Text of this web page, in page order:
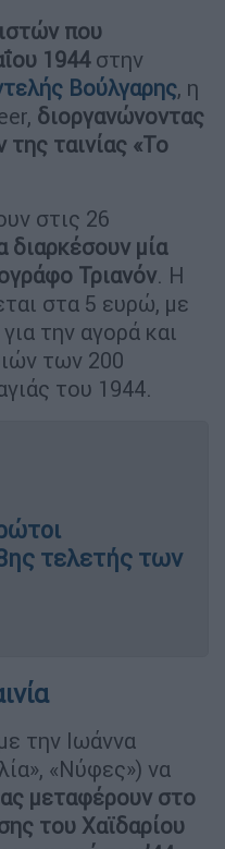
που
1944στην
Βούλγαρης, η
διοργανώνοντας
ταινίας «Το
στις 26
διαρκέσουν μία
Τριανόν. Η
στα 5 ευρώ, με
την αγορά και
των 200
του 1944.
τελετής των
την Ιωάννα
«Νύφες») να
μεταφέρουν στο
του Χαϊδαρίου